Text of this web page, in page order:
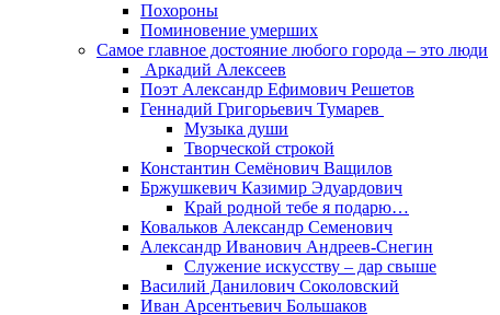
Похороны
Поминовение умерших
Самое главное достояние любого города – это люди
Аркадий Алексеев
Поэт Александр Ефимович Решетов
Геннадий Григорьевич Тумарев
Музыка души
Творческой строкой
Константин Семёнович Ващилов
Бржушкевич Казимир Эдуардович
Край родной тебе я подарю…
Ковальков Александр Семенович
Александр Иванович Андреев-Снегин
Служение искусству – дар свыше
Василий Данилович Соколовский
Иван Арсентьевич Большаков